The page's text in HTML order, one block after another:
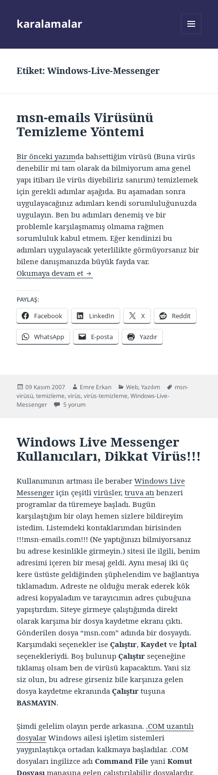
karalamalar
Etiket:Windows-Live-Messenger
msn-emails Virüsünü
Temizleme Yöntemi
Bir önceki yazımda bahsettiğim virüsü (Buna virüs
denebilir mi tam olarak da bilmiyorum ama genel
yapı itibarı ile virüs diyebiliriz sanırım) temizlemek
için gerekli adımlar aşağıda. Bu aşamadan sonra
uygulayacağınız adımları kendi sorumluluğunuzda
uygulayın. Ben bu adımları denemiş ve bir
problemle karşılaşmamış olmama rağmen
sorumluluk kabul etmem. Eğer kendinizi bu
adımları uygulayacak yeterlilikte görmüyorsanız bir
bilene danışmanızda büyük fayda var.
Okumaya devam et msn-emails Virüsünü Temizleme
PAYLAŞ:
Facebook LinkedIn X Reddit
WhatsApp E-posta Yazdır
Yayın
tarihi
09 Kasım 2007 Yazar
Emre Erkan Kategoriler
Web,Yazılım Etiketler
msn-
virüsü,temizleme,virüs,virüs-temizleme,Windows-Live-
Messenger
msn-emails Virüsünü Temizleme Yöntemi için
5 yorum
Windows Live Messenger
Kullanıcıları, Dikkat Virüs!!!
Kullanımının artması ile beraberWindows Live
Messenger için çeşitlivirüsler,truva atı benzeri
programlar da türemeye başladı. Bugün
karşılaştığım bir olayı hemen sizlere bildireyim
istedim. Listemdeki kontaklarımdan birisinden
!!!msn-emails.com!!! (Ne yaptığınızı bilmiyorsanız
bu adrese kesinlikle girmeyin.) sitesi ile ilgili, benim
adresimi içeren bir mesaj geldi. Aynı mesaj iki üç
kere üstüste geldiğinden şüphelendim ve bağlantıya
tıklamadım. Adreste ne olduğu merak ederek kök
adresi kopyaladım ve tarayıcımın adres çubuğuna
yapıştırdım. Siteye girmeye çalıştığımda direkt
olarak karşıma bir dosya kaydetme ekranı çıktı.
Gönderilen dosya “msn.com” adında bir dosyaydı.
Karşımdaki seçenekler iseÇalıştır,Kaydet veİptal
seçenekleriydi. Boş bulunupÇalıştır seçeneğine
tıklamış olsam ben de virüsü kapacaktım. Yani siz
siz olun, bu adrese girseniz bile karşınıza gelen
dosya kaydetme ekranındaÇalıştır tuşuna
BASMAYIN.
Şimdi gelelim olayın perde arkasına. .COM uzantılı
dosyalar Windows ailesi işletim sistemleri
yaygınlaştıkça ortadan kalkmaya başladılar. .COM
dosyaları ingilizce adıCommand File yaniKomut
Dosyası manasına gelen çalıştırılabilir dosyalardır.